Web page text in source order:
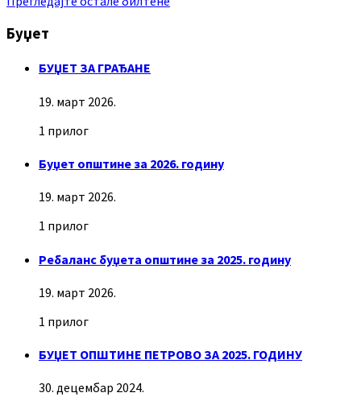
Буџет
БУЏЕТ ЗА ГРАЂАНЕ
19. март 2026.
1 прилог
Буџет општине за 2026. годину
19. март 2026.
1 прилог
Ребаланс буџета општине за 2025. годину
19. март 2026.
1 прилог
БУЏЕТ ОПШТИНЕ ПЕТРОВО ЗА 2025. ГОДИНУ
30. децембар 2024.